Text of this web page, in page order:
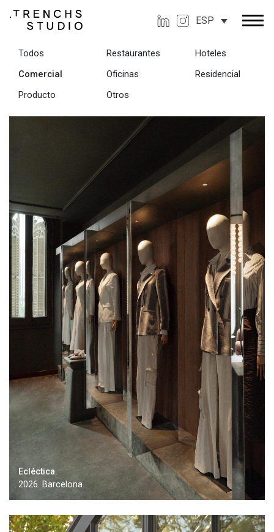
ESP
Todos Restaurantes
Hoteles
Comercial
Oficinas
Residencial
Producto
Otros
Ecléctica.
2026. Barcelona.